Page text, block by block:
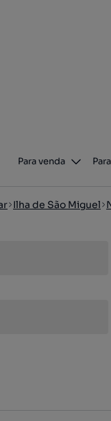
Para venda
Ilha de São Miguel